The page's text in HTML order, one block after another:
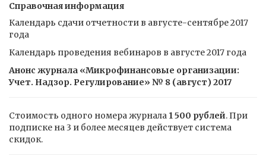
Справочная информация
Календарь сдачи отчетности в августе-сентябре 2017
года
Календарь проведения вебинаров в августе 2017 года
Анонс журнала «Микрофинансовые организации:
Учет. Надзор. Регулирование» № 8 (август) 2017
Стоимость одного номера журнала 1 500 рублей. При
подписке на 3 и более месяцев действует система
скидок.